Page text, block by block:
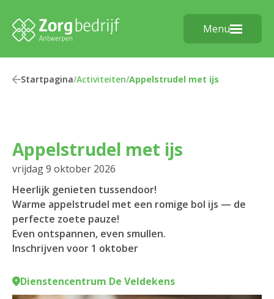
Menu
Startpagina/Activiteiten/Appelstrudel met ijs
Appelstrudel met ijs
vrijdag 9 oktober 2026
Heerlijk genieten tussendoor!
Warme appelstrudel met een romige bol ijs — de
perfecte zoete pauze!
Even ontspannen, even smullen.
Inschrijven voor 1 oktober
Dienstencentrum De Veldekens